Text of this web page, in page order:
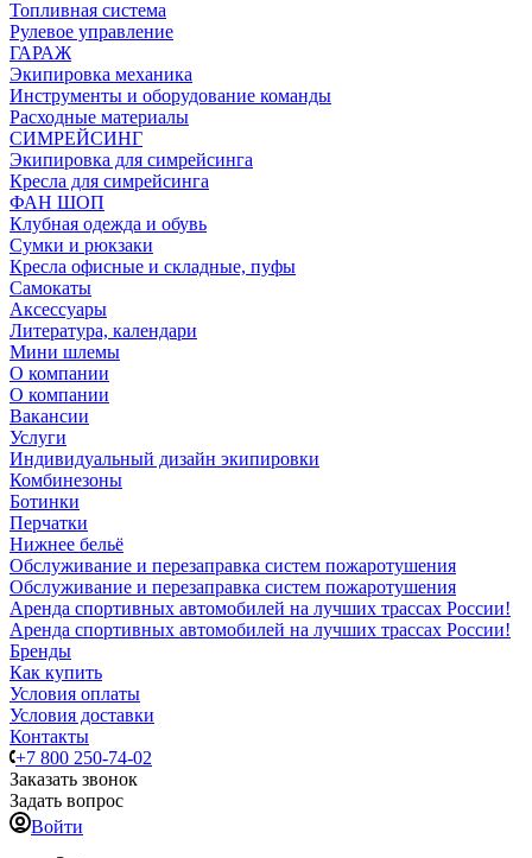
Топливная система
Рулевое управление
ГАРАЖ
Экипировка механика
Инструменты и оборудование команды
Расходные материалы
СИМРЕЙСИНГ
Экипировка для симрейсинга
Кресла для симрейсинга
ФАН ШОП
Клубная одежда и обувь
Сумки и рюкзаки
Кресла офисные и складные, пуфы
Самокаты
Аксессуары
Литература, календари
Мини шлемы
О компании
О компании
Вакансии
Услуги
Индивидуальный дизайн экипировки
Комбинезоны
Ботинки
Перчатки
Нижнее бельё
Обслуживание и перезаправка систем пожаротушения
Обслуживание и перезаправка систем пожаротушения
Аренда спортивных автомобилей на лучших трассах России!
Аренда спортивных автомобилей на лучших трассах России!
Бренды
Как купить
Условия оплаты
Условия доставки
Контакты
+7 800 250-74-02
Заказать звонок
Задать вопрос
Войти